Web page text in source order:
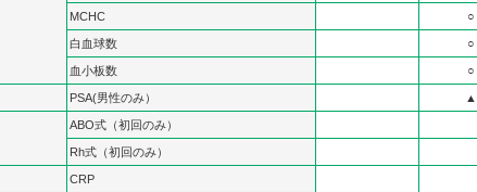
MCHC ○
白血球数 ○
血小板数 ○
PSA(男性のみ） ▲
ABO式（初回のみ）
Rh式（初回のみ）
CRP